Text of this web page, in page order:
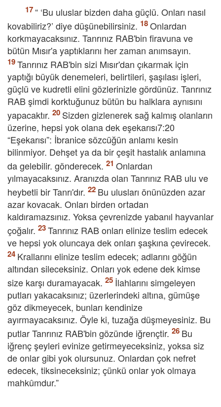
“ ‘Bu uluslar bizden daha güçlü. Onları nasıl
kovabiliriz?’ diye düşünebilirsiniz.
Onlardan
korkmayacaksınız. Tanrınız RAB'bin firavuna ve
bütün Mısır'a yaptıklarını her zaman anımsayın.
Tanrınız RAB'bin sizi Mısır'dan çıkarmak için
yaptığı büyük denemeleri, belirtileri, şaşılası işleri,
güçlü ve kudretli elini gözlerinizle gördünüz. Tanrınız
RAB şimdi korktuğunuz bütün bu halklara aynısını
yapacaktır.
Sizden gizlenerek sağ kalmış olanların
üzerine, hepsi yok olana dek eşekarısı7:20
“Eşekarısı”: İbranice sözcüğün anlamı kesin
bilinmiyor. Dehşet ya da bir çeşit hastalık anlamına
da gelebilir. gönderecek.
Onlardan
yılmayacaksınız. Aranızda olan Tanrınız RAB ulu ve
heybetli bir Tanrı'dır.
Bu ulusları önünüzden azar
azar kovacak. Onları birden ortadan
kaldıramazsınız. Yoksa çevrenizde yabanıl hayvanlar
çoğalır.
Tanrınız RAB onları elinize teslim edecek
ve hepsi yok oluncaya dek onları şaşkına çevirecek.
Krallarını elinize teslim edecek; adlarını göğün
altından sileceksiniz. Onları yok edene dek kimse
size karşı duramayacak.
İlahlarını simgeleyen
putları yakacaksınız; üzerlerindeki altına, gümüşe
göz dikmeyecek, bunları kendinize
ayırmayacaksınız. Öyle ki, tuzağa düşmeyesiniz. Bu
putlar Tanrınız RAB'bin gözünde iğrençtir.
Bu
iğrenç şeyleri evinize getirmeyeceksiniz, yoksa siz
de onlar gibi yok olursunuz. Onlardan çok nefret
edecek, tiksineceksiniz; çünkü onlar yok olmaya
mahkûmdur.”